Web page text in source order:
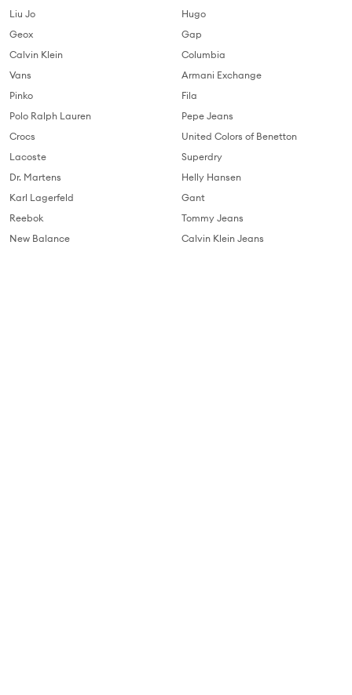
Liu Jo
Geox
Calvin Klein
Vans
Pinko
Polo Ralph Lauren
Crocs
Lacoste
Dr. Martens
Karl Lagerfeld
Reebok
New Balance
Hugo
Gap
Columbia
Armani Exchange
Fila
Pepe Jeans
United Colors of Benetton
Superdry
Helly Hansen
Gant
Tommy Jeans
Calvin Klein Jeans